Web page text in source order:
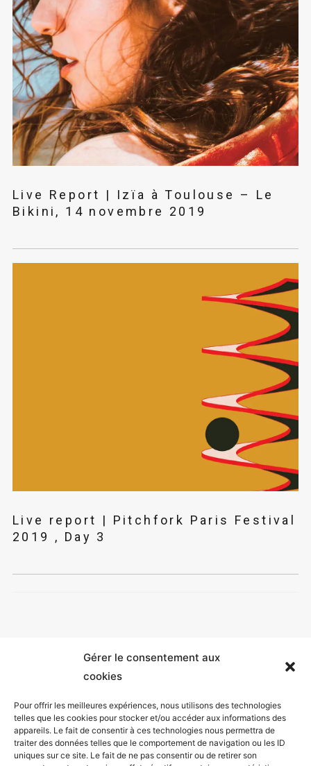
Gérer le consentement aux
cookies
Pour offrir les meilleures expériences, nous utilisons des technologies
telles que les cookies pour stocker et/ou accéder aux informations des
appareils. Le fait de consentir à ces technologies nous permettra de
traiter des données telles que le comportement de navigation ou les ID
uniques sur ce site. Le fait de ne pas consentir ou de retirer son
Live Report | Izïa à Toulouse – Le
Bikini, 14 novembre 2019
Live report | Pitchfork Paris Festival
2019 , Day 3
Mentions légales